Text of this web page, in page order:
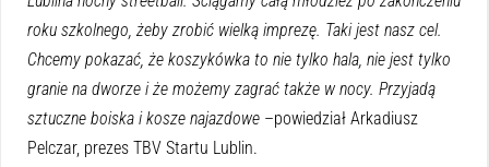
roku szkolnego, żeby zrobić wielką imprezę. Taki jest nasz cel.
Chcemy pokazać, że koszykówka to nie tylko hala, nie jest tylko
granie na dworze i że możemy zagrać także w nocy. Przyjadą
sztuczne boiska i kosze najazdowe –powiedział Arkadiusz
Pelczar, prezes TBV Startu Lublin.